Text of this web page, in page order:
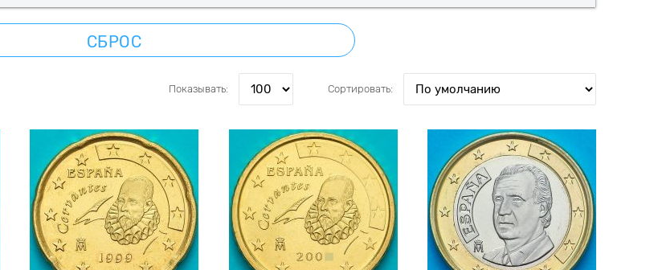
СБРОС
Показывать: Сортировать: